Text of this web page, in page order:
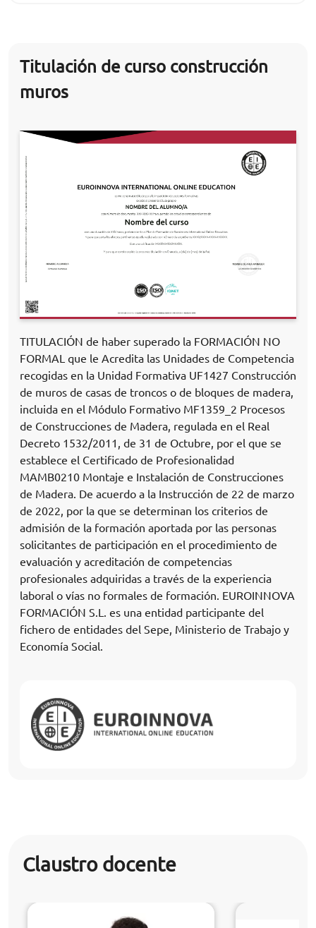
Titulación de curso construcción
muros
TITULACIÓN de haber superado la FORMACIÓN NO
FORMAL que le Acredita las Unidades de Competencia
recogidas en la Unidad Formativa UF1427 Construcción
de muros de casas de troncos o de bloques de madera,
incluida en el Módulo Formativo MF1359_2 Procesos
de Construcciones de Madera, regulada en el Real
Decreto 1532/2011, de 31 de Octubre, por el que se
establece el Certificado de Profesionalidad
MAMB0210 Montaje e Instalación de Construcciones
de Madera. De acuerdo a la Instrucción de 22 de marzo
de 2022, por la que se determinan los criterios de
admisión de la formación aportada por las personas
solicitantes de participación en el procedimiento de
evaluación y acreditación de competencias
profesionales adquiridas a través de la experiencia
laboral o vías no formales de formación. EUROINNOVA
FORMACIÓN S.L. es una entidad participante del
fichero de entidades del Sepe, Ministerio de Trabajo y
Economía Social.
Claustro docente